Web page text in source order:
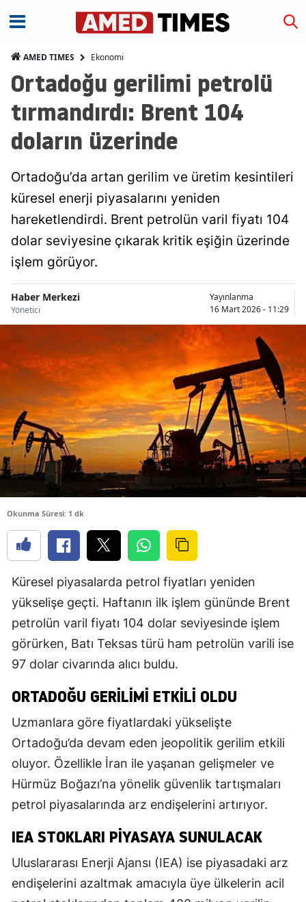
AMED TIMES Ekonomi
Ortadoğu gerilimi petrolü
tırmandırdı: Brent 104
doların üzerinde
Ortadoğu’da artan gerilim ve üretim kesintileri
küresel enerji piyasalarını yeniden
hareketlendirdi. Brent petrolün varil fiyatı 104
dolar seviyesine çıkarak kritik eşiğin üzerinde
işlem görüyor.
Haber Merkezi
Yönetici
Yayınlanma
16 Mart 2026 - 11:29
Okunma Süresi: 1 dk
Küresel piyasalarda petrol fiyatları yeniden
yükselişe geçti. Haftanın ilk işlem gününde Brent
petrolün varil fiyatı 104 dolar seviyesinde işlem
görürken, Batı Teksas türü ham petrolün varili ise
97 dolar civarında alıcı buldu.
ORTADOĞU GERILIMI ETKILI OLDU
Uzmanlara göre fiyatlardaki yükselişte
Ortadoğu’da devam eden jeopolitik gerilim etkili
oluyor. Özellikle İran ile yaşanan gelişmeler ve
Hürmüz Boğazı’na yönelik güvenlik tartışmaları
petrol piyasalarında arz endişelerini artırıyor.
IEA STOKLARI PIYASAYA SUNULACAK
Uluslararası Enerji Ajansı (IEA) ise piyasadaki arz
endişelerini azaltmak amacıyla üye ülkelerin acil